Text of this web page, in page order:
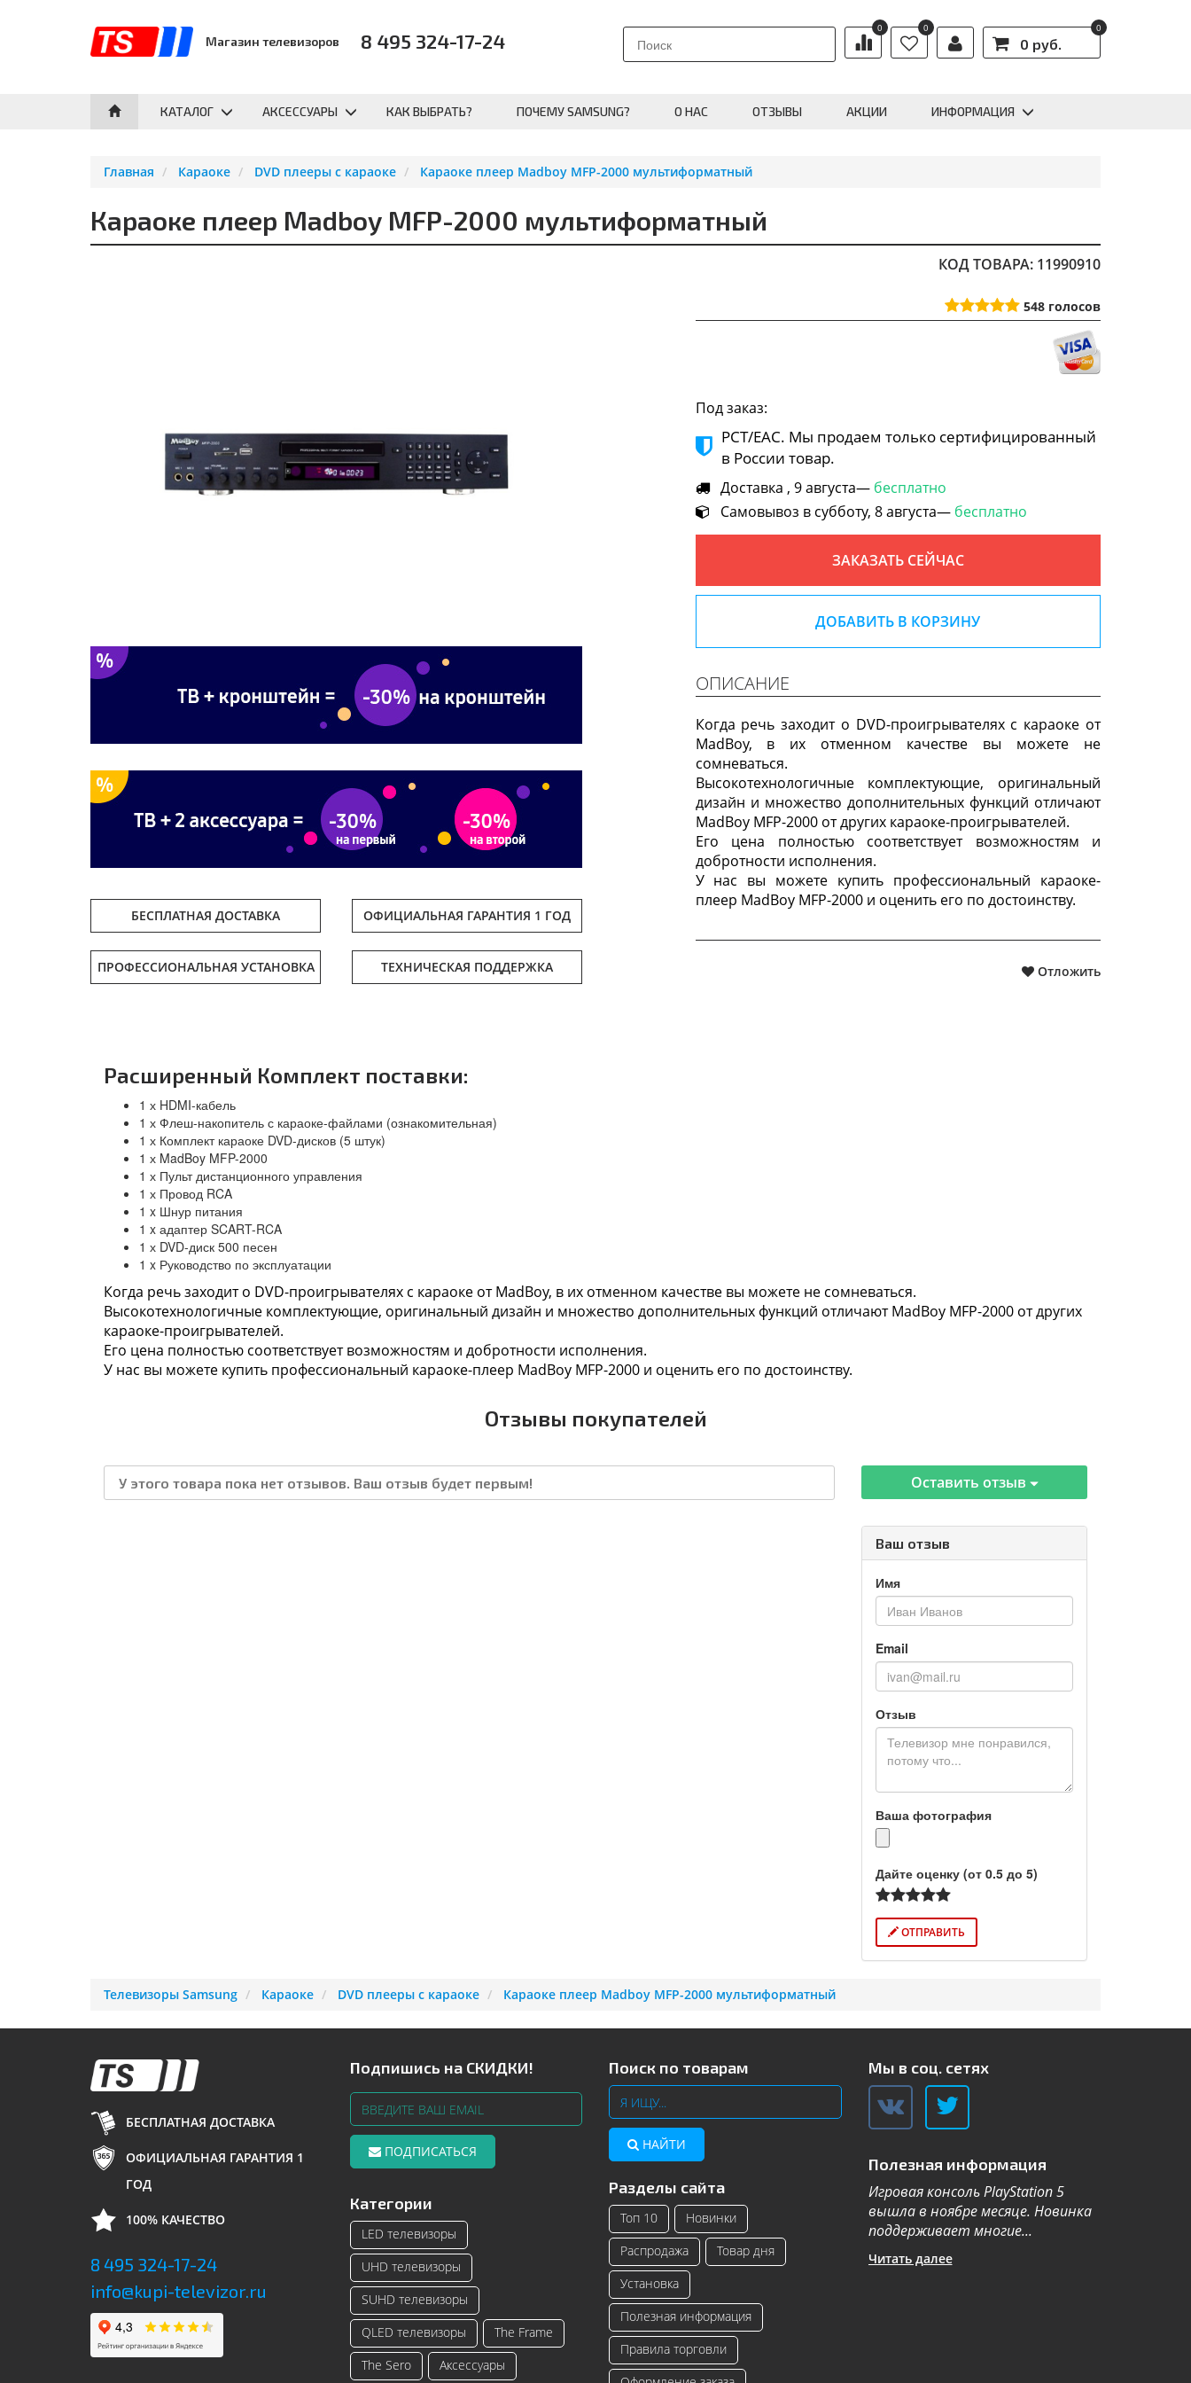
Магазин телевизоров 8 495 324-17-24
0 0
0 руб.
0
КАТАЛОГ АКСЕССУАРЫ КАК ВЫБРАТЬ? ПОЧЕМУ SAMSUNG? О НАС ОТЗЫВЫ АКЦИИ ИНФОРМАЦИЯ
Главная Караоке DVD плееры с караоке Караоке плеер Madboy MFP-2000 мультиформатный
Караоке плеер Madboy MFP-2000 мультиформатный
КОД ТОВАРА: 11990910
БЕСПЛАТНАЯ ДОСТАВКА ОФИЦИАЛЬНАЯ ГАРАНТИЯ 1 ГОД
ТЕХНИЧЕСКАЯ ПОДДЕРЖКА
ПРОФЕССИОНАЛЬНАЯ УСТАНОВКА
548 голосов
Под заказ:
РСТ/ЕАС. Мы продаем только сертифицированный
в России товар.
Доставка , 9 августа— бесплатно
Самовывоз в субботу, 8 августа— бесплатно
ЗАКАЗАТЬ СЕЙЧАС
ДОБАВИТЬ В КОРЗИНУ
ОПИСАНИЕ
Когда речь заходит о DVD-проигрывателях с караоке от
MadBoy, в их отменном качестве вы можете не
сомневаться.
Высокотехнологичные комплектующие, оригинальный
дизайн и множество дополнительных функций отличают
MadBoy MFP-2000 от других караоке-проигрывателей.
Его цена полностью соответствует возможностям и
добротности исполнения.
У нас вы можете купить профессиональный караоке-
плеер MadBoy MFP-2000 и оценить его по достоинству.
Отложить
Расширенный Комплект поставки:
1 х HDMI-кабель
1 х Флеш-накопитель с караоке-файлами (ознакомительная)
1 х Комплект караоке DVD-дисков (5 штук)
1 х MadBoy MFP-2000
1 х Пульт дистанционного управления
1 х Провод RCA
1 x Шнур питания
1 x адаптер SCART-RCA
1 х DVD-диск 500 песен
1 x Руководство по эксплуатации
Когда речь заходит о DVD-проигрывателях с караоке от MadBoy, в их отменном качестве вы можете не сомневаться.
Высокотехнологичные комплектующие, оригинальный дизайн и множество дополнительных функций отличают MadBoy MFP-2000 от других
караоке-проигрывателей.
Его цена полностью соответствует возможностям и добротности исполнения.
У нас вы можете купить профессиональный караоке-плеер MadBoy MFP-2000 и оценить его по достоинству.
Отзывы покупателей
У этого товара пока нет отзывов. Ваш отзыв будет первым! Оставить отзыв
Ваш отзыв
Имя
Email
Отзыв
Ваша фотография
Дайте оценку (от 0.5 до 5)
ОТПРАВИТЬ
Телевизоры Samsung Караоке DVD плееры с караоке Караоке плеер Madboy MFP-2000 мультиформатный
БЕСПЛАТНАЯ ДОСТАВКА
ОФИЦИАЛЬНАЯ ГАРАНТИЯ 1
ГОД
100% КАЧЕСТВО
8 495 324-17-24
info@kupi-televizor.ru
Подпишись на СКИДКИ!
ПОДПИСАТЬСЯ
Категории
LED телевизоры
UHD телевизоры
SUHD телевизоры
QLED телевизоры
The Frame
The Sero
Аксессуары
Поиск по товарам
НАЙТИ
Разделы сайта
Топ 10
Новинки
Распродажа
Товар дня
Установка
Полезная информация
Правила торговли
Мы в соц. сетях
Полезная информация
Телевизоры Samsung с изогнутым
экраном – инновационные модели
телевизоро...
Читать далее
Читать далее
Игровая консоль PlayStation 5
вышла в ноябре месяце. Новинка
поддерживает многие...
Читать далее